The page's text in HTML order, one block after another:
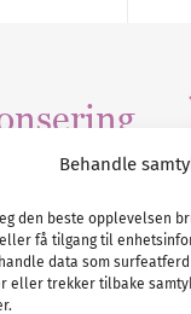
Behandle
den beste opplevelsen
få tilgang til
data som
eller trekker tilbake